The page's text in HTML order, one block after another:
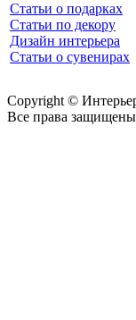
Статьи о подарках
Статьи по декору
Дизайн интерьера
Статьи о сувенирах
Copyright ©
Все права защищены